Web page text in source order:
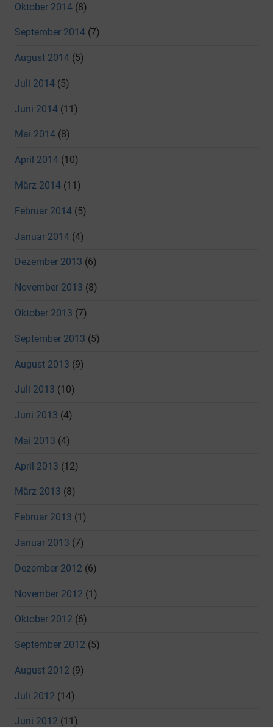
Oktober 2014 (8)
September 2014 (7)
August 2014 (5)
Juli 2014 (5)
Juni 2014 (11)
Mai 2014 (8)
April 2014 (10)
März 2014 (11)
Februar 2014 (5)
Januar 2014 (4)
Dezember 2013 (6)
November 2013 (8)
Oktober 2013 (7)
September 2013 (5)
August 2013 (9)
Juli 2013 (10)
Juni 2013 (4)
Mai 2013 (4)
April 2013 (12)
März 2013 (8)
Februar 2013 (1)
Januar 2013 (7)
Dezember 2012 (6)
November 2012 (1)
Oktober 2012 (6)
September 2012 (5)
August 2012 (9)
Juli 2012 (14)
Juni 2012 (11)